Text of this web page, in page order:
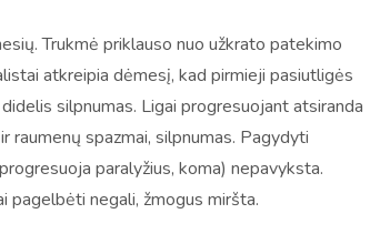
Trukmė priklauso nuo užkrato patekimo
atkreipia dėmesį, kad pirmieji pasiutligės
silpnumas. Ligai progresuojant atsiranda
spazmai, silpnumas. Pagydyti
paralyžius, koma) nepavyksta.
pagelbėti negali, žmogus miršta.